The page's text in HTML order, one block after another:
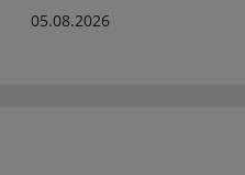
05.08.2026